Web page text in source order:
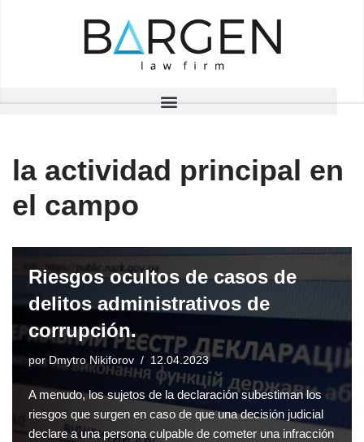
la actividad principal en
el campo
Riesgos ocultos de casos de
delitos administrativos de
corrupción.
por Dmytro Nikiforov 12.04.2023
A menudo, los sujetos de la declaración subestiman los
riesgos que surgen en caso de que una decisión judicial
declare a una persona culpable de cometer una infracción